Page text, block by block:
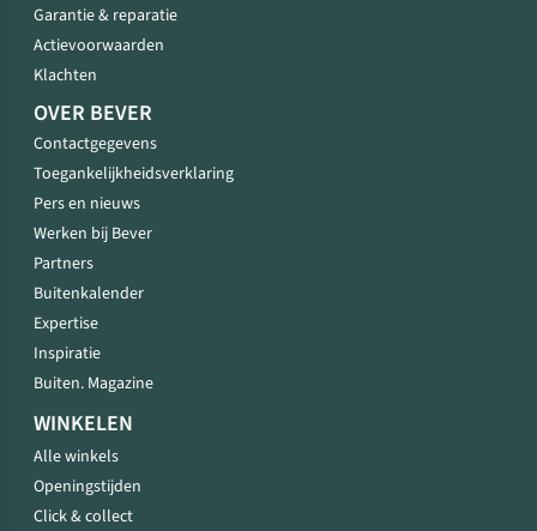
Garantie & reparatie
Actievoorwaarden
Klachten
OVER BEVER
Contactgegevens
Toegankelijkheidsverklaring
Pers en nieuws
Werken bij Bever
Partners
Buitenkalender
Expertise
Inspiratie
Buiten. Magazine
WINKELEN
Alle winkels
Openingstijden
Click & collect